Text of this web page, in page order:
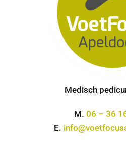
Medisch
M. 06 – 36
E.